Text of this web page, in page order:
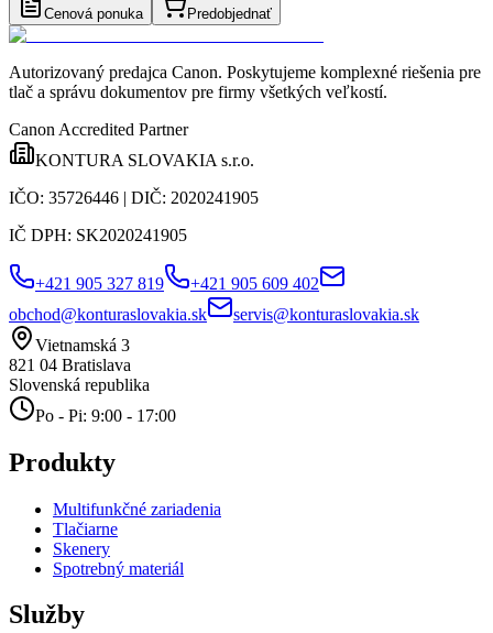
Cenová ponuka Predobjednať
Autorizovaný predajca Canon. Poskytujeme komplexné riešenia pre
tlač a správu dokumentov pre firmy všetkých veľkostí.
Canon Accredited Partner
KONTURA SLOVAKIA s.r.o.
IČO: 35726446 | DIČ: 2020241905
IČ DPH: SK2020241905
+421 905 327 819
+421 905 609 402
obchod@konturaslovakia.sk
servis@konturaslovakia.sk
Vietnamská 3
821 04 Bratislava
Slovenská republika
Po - Pi: 9:00 - 17:00
Produkty
Multifunkčné zariadenia
Tlačiarne
Skenery
Spotrebný materiál
Služby